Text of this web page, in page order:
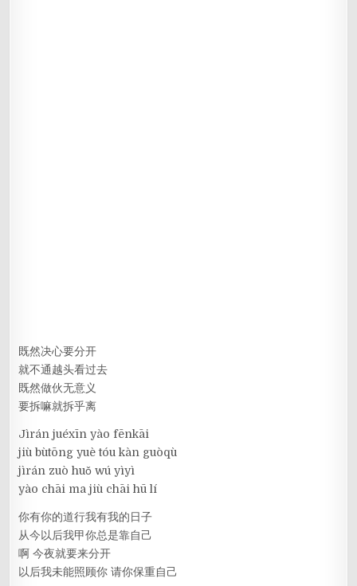
既然决心要分开
就不通越头看过去
既然做伙无意义
要拆嘛就拆乎离
Jìrán juéxīn yào fēnkāi
jiù bùtōng yuè tóu kàn guòqù
jìrán zuò huǒ wú yìyì
yào chāi ma jiù chāi hū lí
你有你的道行我有我的日子
从今以后我甲你总是靠自己
啊 今夜就要来分开
以后我未能照顾你 请你保重自己